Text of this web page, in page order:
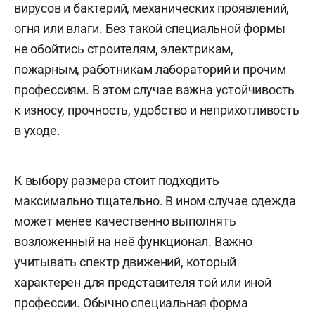
вирусов и бактерий, механических проявлений,
огня или влаги. Без такой специальной формы
не обойтись строителям, электрикам,
пожарным, работникам лабораторий и прочим
профессиям. В этом случае важна устойчивость
к износу, прочность, удобство и неприхотливость
в уходе.
К выбору размера стоит подходить
максимально тщательно. В ином случае одежда
может менее качественно выполнять
возложенный на неё функционал. Важно
учитывать спектр движений, который
характерен для представителя той или иной
профессии. Обычно специальная форма